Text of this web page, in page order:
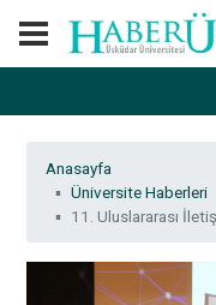
Anasayfa
Üniversite Haberleri
11. Uluslararası İletişim Günleri'nin